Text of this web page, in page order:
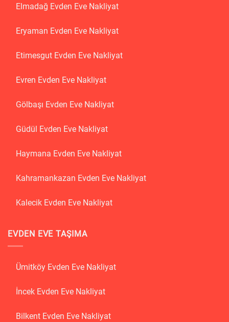
Elmadağ Evden Eve Nakliyat
Eryaman Evden Eve Nakliyat
Etimesgut Evden Eve Nakliyat
Evren Evden Eve Nakliyat
Gölbaşı Evden Eve Nakliyat
Güdül Evden Eve Nakliyat
Haymana Evden Eve Nakliyat
Kahramankazan Evden Eve Nakliyat
Kalecik Evden Eve Nakliyat
EVDEN EVE TAŞIMA
Ümitköy Evden Eve Nakliyat
İncek Evden Eve Nakliyat
Bilkent Evden Eve Nakliyat